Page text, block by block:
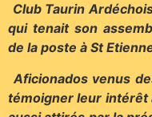
Club Taurin
qui tenait son
de la poste à St
Aficionados venus
témoigner leur intérêt